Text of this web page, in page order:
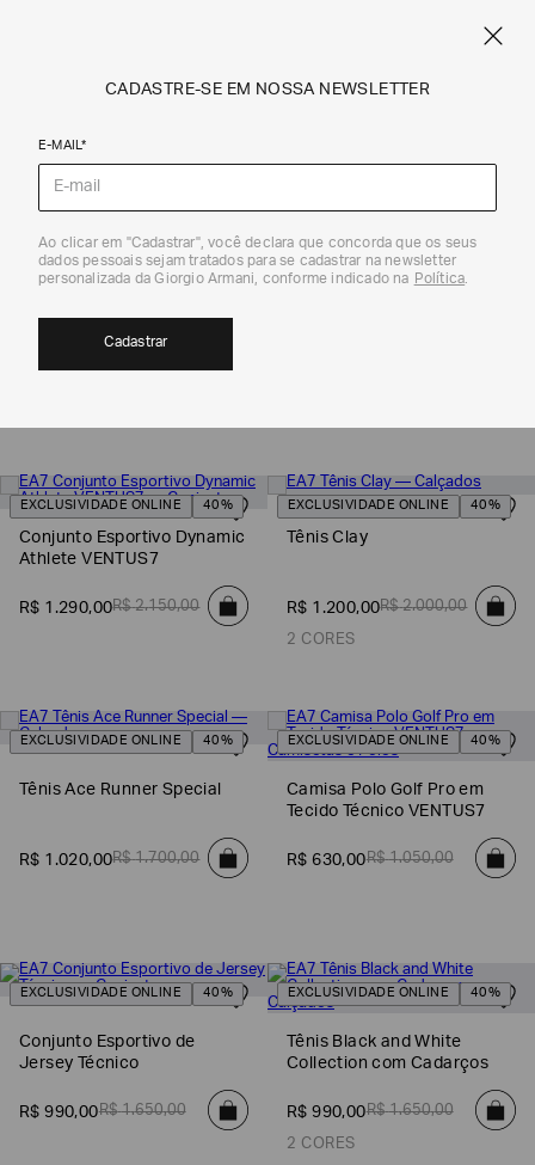
EA7
SALE MASCULINO | EA7
EXCLUSIVIDADE ONLINE 40%
Conjunto Esportivo Dynamic
Athlete VENTUS7
R$ 1 .290,00R$ 2.150,00
EXCLUSIVIDADE ONLINE 40%
Tênis Clay
R$ 1 .200,00R$ 2.000,00
2 CORES
EXCLUSIVIDADE ONLINE 40%
Tênis Ace Runner Special
R$ 1 .020,00R$ 1.700,00
EXCLUSIVIDADE ONLINE 40%
Camisa Polo Golf Pro em
Tecido Técnico VENTUS7
R$ 630,00R$ 1.050,00
EXCLUSIVIDADE ONLINE 40%
Conjunto Esportivo de
Jersey Técnico
R$ 990,00R$ 1.650,00
EXCLUSIVIDADE ONLINE 40%
Tênis Black and White
Collection com Cadarços
R$ 990,00R$ 1.650,00
2 CORES
CADASTRE-SE EM NOSSA NEWSLETTER
E-MAIL*
Ao clicar em "Cadastrar", você declara que concorda que os seus
dados pessoais sejam tratados para se cadastrar na newsletter
personalizada da Giorgio Armani, conforme indicado na Política.
Cadastrar
Poderia
NOME*